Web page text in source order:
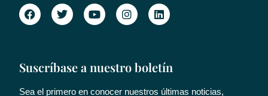
Suscríbase a nuestro boletín
Sea el primero en conocer nuestros últimas noticias,